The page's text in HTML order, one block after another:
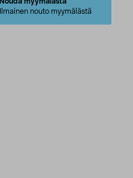
Ilmainen nouto myymälästä